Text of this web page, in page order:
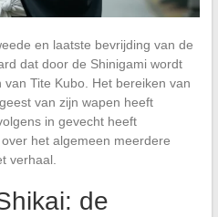
en laatste bevrijding van de
dat door de Shinigami wordt
Tite Kubo. Het bereiken van
van zijn wapen heeft
in gevecht heeft
het algemeen meerdere
verhaal.
de